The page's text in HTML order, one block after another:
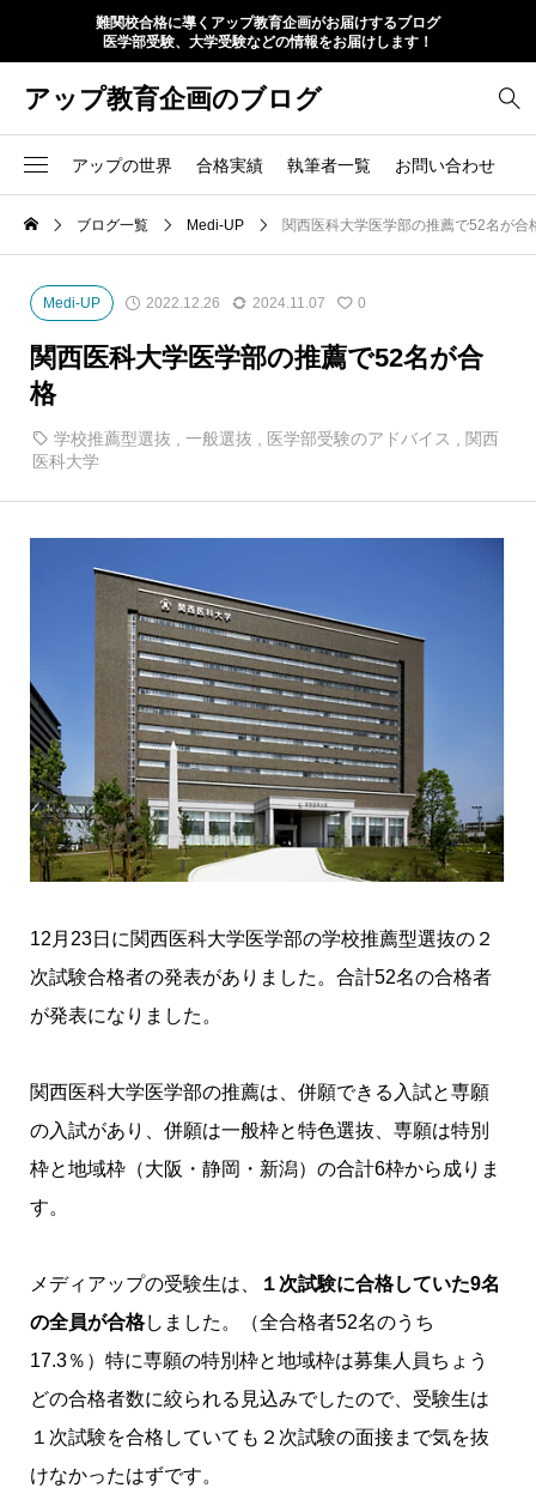
難関校合格に導くアップ教育企画がお届けするブログ
医学部受験、大学受験などの情報をお届けします！
アップ教育企画のブログ
アップの世界 合格実績 執筆者一覧 お問い合わせ
ブログ一覧 Medi-UP 関西医科大学医学部の推薦で52名が合
Medi-UP 2022.12.26 2024.11.07 0
関西医科大学医学部の推薦で52名が合
格
学校推薦型選抜 一般選抜 医学部受験のアドバイス
関西
医科大学
12月23日に関西医科大学医学部の学校推薦型選抜の２
次試験合格者の発表がありました。合計52名の合格者
が発表になりました。
関西医科大学医学部の推薦は、併願できる入試と専願
の入試があり、併願は一般枠と特色選抜、専願は特別
枠と地域枠（大阪・静岡・新潟）の合計6枠から成りま
す。
メディアップの受験生は、
１次試験に合格していた9名
の全員が合格しました。（全合格者52名のうち
17.3％） 特に専願の特別枠と地域枠は募集人員ちょう
どの合格者数に絞られる見込みでしたので、受験生は
１次試験を合格していても２次試験の面接まで気を抜
けなかったはずです。